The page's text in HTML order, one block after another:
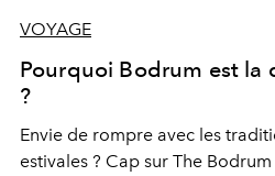
VOYAGE
Pourquoi Bodrum est la
?
Envie de rompre avec les
estivales ? Cap sur The